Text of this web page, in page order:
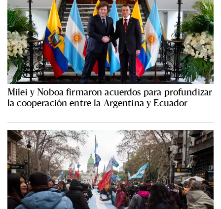
Milei y Noboa firmaron acuerdos para profundizar
la cooperación entre la Argentina y Ecuador